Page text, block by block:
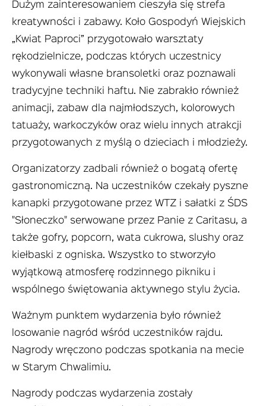
Dużym zainteresowaniem cieszyła się strefa
kreatywności i zabawy. Koło Gospodyń Wiejskich
„Kwiat Paproci” przygotowało warsztaty
rękodzielnicze, podczas których uczestnicy
wykonywali własne bransoletki oraz poznawali
tradycyjne techniki haftu. Nie zabrakło również
animacji, zabaw dla najmłodszych, kolorowych
tatuaży, warkoczyków oraz wielu innych atrakcji
przygotowanych z myślą o dzieciach i młodzieży.
Organizatorzy zadbali również o bogatą ofertę
gastronomiczną. Na uczestników czekały pyszne
kanapki przygotowane przez WTZ i sałatki z ŚDS
"Słoneczko" serwowane przez Panie z Caritasu, a
także gofry, popcorn, wata cukrowa, slushy oraz
kiełbaski z ogniska. Wszystko to stworzyło
wyjątkową atmosferę rodzinnego pikniku i
wspólnego świętowania aktywnego stylu życia.
Ważnym punktem wydarzenia było również
losowanie nagród wśród uczestników rajdu.
Nagrody wręczono podczas spotkania na mecie
w Starym Chwalimiu.
Nagrody podczas wydarzenia zostały